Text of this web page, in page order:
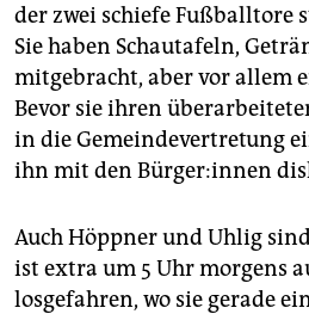
der zwei schiefe Fußballtore
Sie haben Schautafeln,
mitgebracht, aber vor allem
Bevor sie ihren
in die Gemeindevertretung
ihn mit den Bür­ge­r:in­nen
Auch Höppner und Uhlig
ist extra um 5 Uhr morgens
losgefahren, wo sie gerade